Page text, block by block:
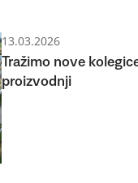
13.03.2026
Tražimo nove
proizvodnji